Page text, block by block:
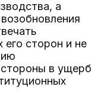
а
сторон и не
в ущерб